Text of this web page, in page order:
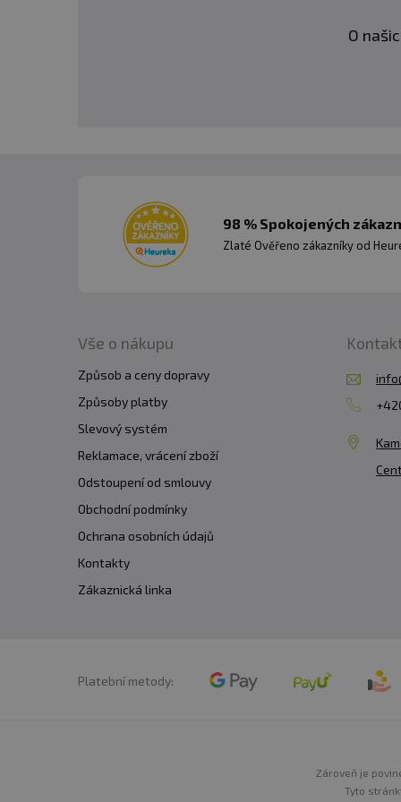
O
98 % Spokojených
Zlaté Ověřeno zákazníky od
Vše o nákupu
Způsob a ceny dopravy
Způsoby platby
Slevový systém
Reklamace, vrácení zboží
Odstoupení od smlouvy
Obchodní podmínky
Ochrana osobních údajů
Kontakty
Zákaznická linka
Platební metody:
Zároveň je
Tyto